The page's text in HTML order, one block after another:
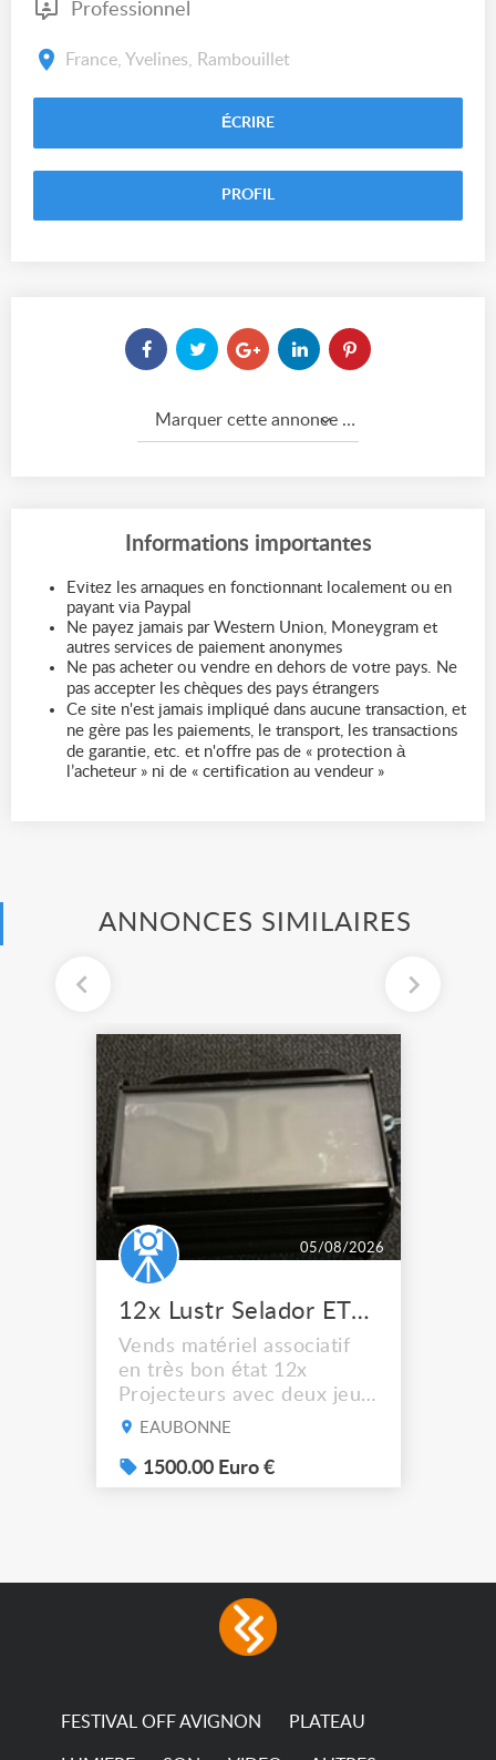
Professionnel
France, Yvelines, Rambouillet
ÉCRIRE
PROFIL
Marquer cette annonce comme...
Informations importantes
Evitez les arnaques en fonctionnant localement ou en
payant via Paypal
Ne payez jamais par Western Union, Moneygram et
autres services de paiement anonymes
Ne pas acheter ou vendre en dehors de votre pays. Ne
pas accepter les chèques des pays étrangers
Ce site n'est jamais impliqué dans aucune transaction, et
ne gère pas les paiements, le transport, les transactions
de garantie, etc. et n'offre pas de « protection à
l’acheteur » ni de « certification au vendeur »
ANNONCES SIMILAIRES
05/08/2026
12x Lustr Selador ETC Led 7x colors filtres
Vends matériel associatif
en très bon état 12x
Projecteurs avec deux jeux
de filtre filtre Lustr Selador
system – seven colour
LEDs providing the
consumption The
permanence of a 50,000-
EAUBONNE
1500.00 Euro €
FESTIVAL OFF AVIGNON PLATEAU